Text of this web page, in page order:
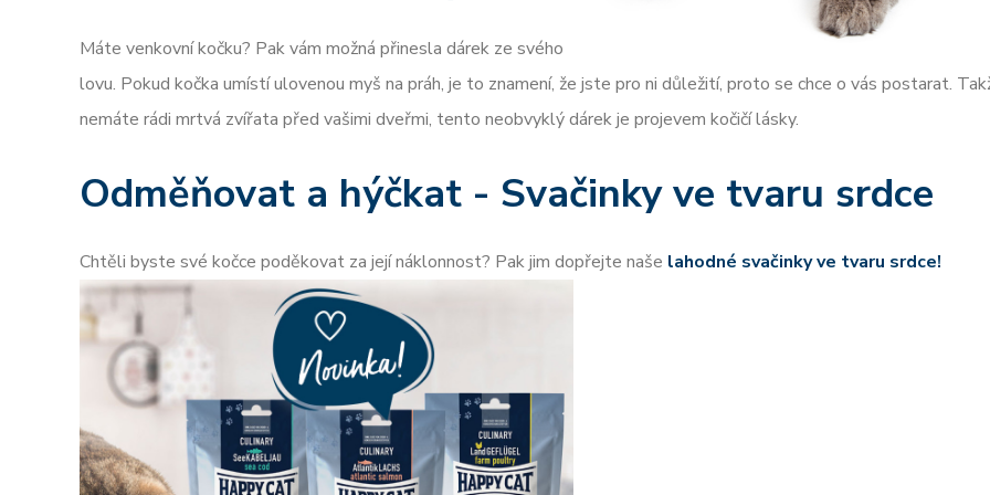
Máte venkovní kočku? Pak vám možná přinesla dárek ze svého
lovu. Pokud kočka umístí ulovenou myš na práh, je to znamení, že jste pro ni důležití, proto se chce o vás postarat.
nemáte rádi mrtvá zvířata před vašimi dveřmi, tento neobvyklý dárek je projevem kočičí lásky.
Odměňovat a hýčkat - Svačinky ve tvaru srdce
Chtěli byste své kočce poděkovat za její náklonnost? Pak jim dopřejte naše lahodné svačinky ve tvaru srdce!